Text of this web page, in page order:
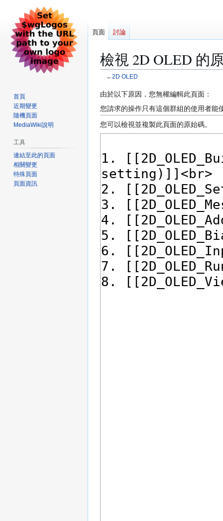
檢視 2D OLED 的
←2D OLED
跳
至
導
覽
跳
至
搜
尋
由於以下原因，您無權編輯此頁面：
您請求的操作只有這個群組的使用者能
您可以檢視並複製此頁面的原始碼。
頁面 討論
首頁
近期變更
隨機頁面
MediaWiki說明
工具
連結至此的頁面
相關變更
特殊頁面
頁面資訊